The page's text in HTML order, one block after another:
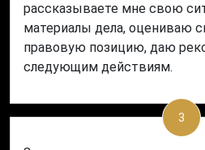
рассказываете мне свою
материалы дела, оцениваю
правовую позицию, даю
следующим действиям.
3